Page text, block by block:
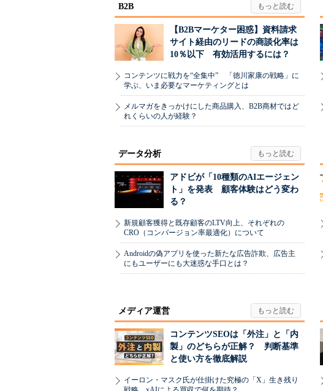
B2B
【B2Bマーケター困惑】資料請求
サイト経由のリードの商談化率は
10％以下 有効活用するには？
コンテンツに戦力を“全集中” 「徳川家康の戦略」に
学ぶ、いま必要なマーケティングとは
メルマガをきっかけにした商品購入、B2B商材ではど
れくらいの人が経験？
データ分析
アドビが「10種類のAIエージェン
ト」を発表 顧客体験はどう変わ
る？
新規顧客獲得と既存顧客のLTV向上、それぞれの
CRO（コンバージョン率最適化）について
Androidの偽アプリを使った新たな広告詐欺、広告主
にもユーザーにも大迷惑な手口とは？
メディア運営
コンテンツSEOは「外注」と「内
製」のどちらが正解？ 判断基準
と使い方を徹底解説
イーロン・マスク氏が仕掛けた究極の「X」生き残り